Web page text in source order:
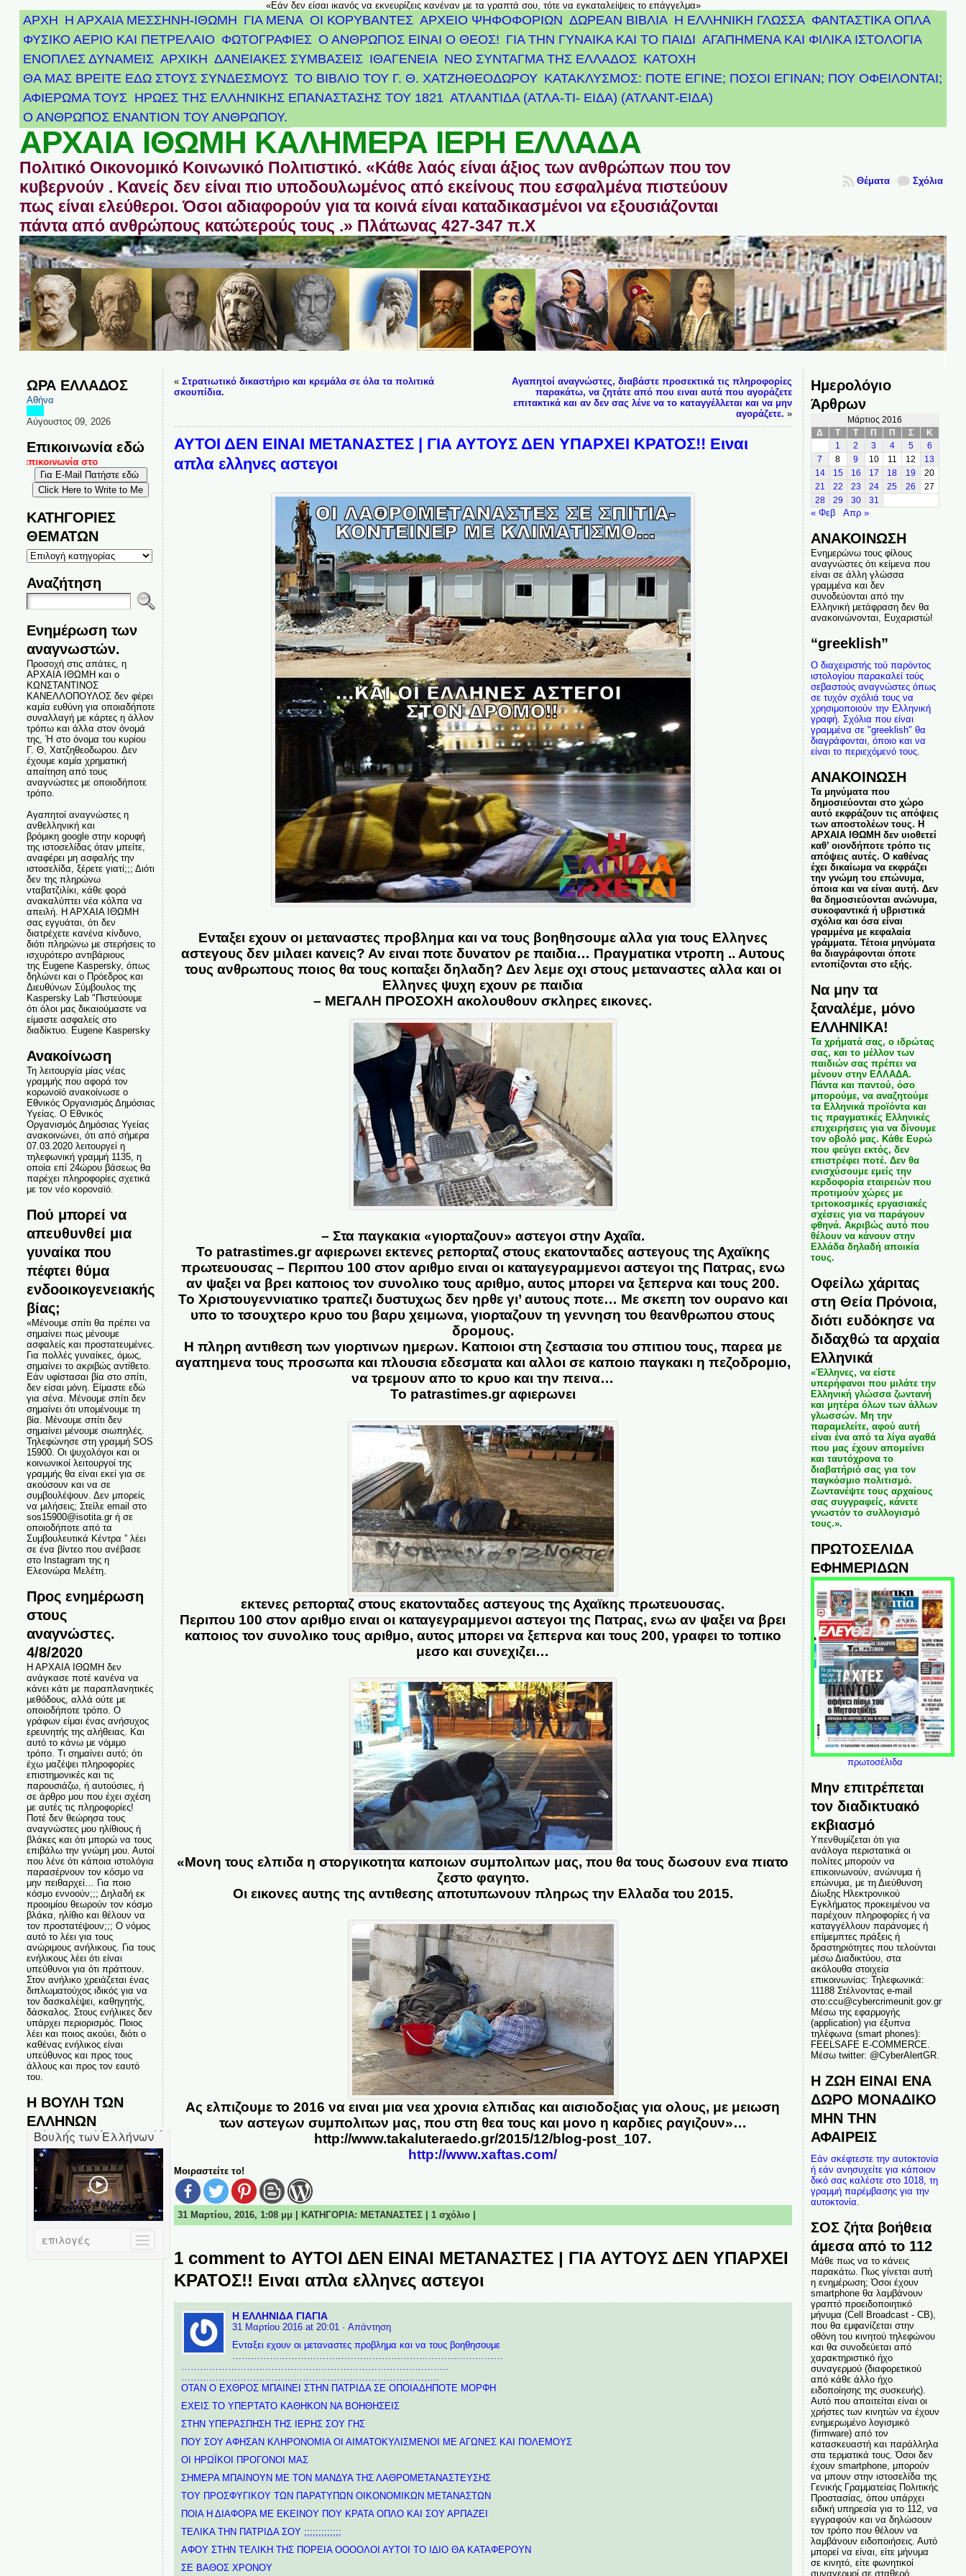
«Εάν δεν είσαι ικανός να εκνευρίζεις κανέναν με τα γραπτά σου, τότε να εγκαταλείψεις το επάγγελμα»
ΑΡΧΗ Η ΑΡΧΑΙΑ ΜΕΣΣΗΝΗ-ΙΘΩΜΗ ΓΙΑ ΜΕΝΑ ΟΙ ΚΟΡΥΒΑΝΤΕΣ ΑΡΧΕΊΟ ΨΗΦΟΦΟΡΙΏΝ ΔΩΡΕΑΝ ΒΙΒΛΙΑ Η ΕΛΛΗΝΙΚΗ ΓΛΩΣΣΑ ΦΑΝΤΑΣΤΙΚΑ ΟΠΛΑ
ΦΥΣΙΚΟ ΑΕΡΙΟ ΚΑΙ ΠΕΤΡΕΛΑΙΟ ΦΩΤΟΓΡΑΦΙΕΣ Ο ΑΝΘΡΩΠΟΣ ΕΙΝΑΙ Ο ΘΕΟΣ! ΓΙΑ ΤΗΝ ΓΥΝΑΙΚΑ ΚΑΙ ΤΟ ΠΑΙΔΙ ΑΓΑΠΗΜΕΝΑ ΚΑΙ ΦΙΛΙΚΑ ΙΣΤΟΛΟΓΙΑ
ΕΝΟΠΛΕΣ ΔΥΝΑΜΕΙΣ ΑΡΧΙΚΉ ΔΑΝΕΙΑΚΕΣ ΣΥΜΒΑΣΕΙΣ ΙΘΑΓΕΝΕΙΑ ΝΕΟ ΣΥΝΤΑΓΜΑ ΤΗΣ ΕΛΛΑΔΟΣ ΚΑΤΟΧΗ
ΘΑ ΜΑΣ ΒΡΕΙΤΕ ΕΔΩ ΣΤΟΥΣ ΣΥΝΔΕΣΜΟΥΣ ΤΟ ΒΙΒΛΙΟ ΤΟΥ Γ. Θ. ΧΑΤΖΗΘΕΟΔΩΡΟΥ ΚΑΤΑΚΛΥΣΜΟΣ: ΠΟΤΕ ΕΓΙΝΕ; ΠΟΣΟΙ ΕΓΙΝΑΝ; ΠΟΥ ΟΦΕΙΛΟΝΤΑΙ;
ΑΦΙΈΡΩΜΑ ΤΟΥΣ ΉΡΩΕΣ ΤΗΣ ΕΛΛΗΝΙΚΉΣ ΕΠΑΝΆΣΤΑΣΗΣ ΤΟΥ 1821 ΑΤΛΑΝΤΊΔΑ (ΑΤΛΑ-ΤΙ- ΕΙΔΑ) (ΑΤΛΑΝΤ-ΕΙΔΑ)
Ο ΑΝΘΡΩΠΟΣ ΕΝΑΝΤΙΟΝ ΤΟΥ ΑΝΘΡΩΠΟΥ.
ΑΡΧΑΙΑ ΙΘΩΜΗ ΚΑΛΗΜΕΡΑ ΙΕΡΗ ΕΛΛΑΔΑ
Πολιτικό Οικονομικό Κοινωνικό Πολιτιστικό. «Κάθε λαός είναι άξιος των ανθρώπων που τον
κυβερνούν . Κανείς δεν είναι πιο υποδουλωμένος από εκείνους που εσφαλμένα πιστεύουν
πως είναι ελεύθεροι. Όσοι αδιαφορούν για τα κοινά είναι καταδικασμένοι να εξουσιάζονται
πάντα από ανθρώπους κατώτερούς τους .» Πλάτωνας 427-347 π.Χ
Σχόλια
Θέματα
ΩΡΑ ΕΛΛΑΔΟΣ
Αθήνα
Αύγουστος 09, 2026
Επικοινωνία εδώ
στο
ΚΑΤΗΓΟΡΙΕΣ
ΘΕΜΑΤΩΝ
ΚΑΤΗΓΟΡΙΕΣ
ΘΕΜΑΤΩΝ
Αναζήτηση
Ενημέρωση των
αναγνωστών.
Προσοχή στις απάτες, η
ΑΡΧΑΙΑ ΙΘΩΜΗ και ο
ΚΩΝΣΤΑΝΤΙΝΟΣ
ΚΑΝΕΛΛΟΠΟΥΛΟΣ δεν φέρει
καμία ευθύνη για οποιαδήποτε
συναλλαγή με κάρτες η άλλον
τρόπω και άλλα στον όνομά
της, Ή στο όνομα του κυρίου
Γ. Θ, Χατζηθεοδωρου. Δεν
έχουμε καμία χρηματική
απαίτηση από τους
αναγνώστες με οποιοδήποτε
τρόπο.
Αγαπητοί αναγνώστες η
ανθελληνική και
βρόμικη google στην κορυφή
της ιστοσελίδας όταν μπείτε,
αναφέρει μη ασφαλής την
ιστοσελίδα, ξέρετε γιατί;;; Διότι
δεν της πληρώνω
νταβατζιλίκι, κάθε φορά
ανακαλύπτει νέα κόλπα να
απειλή. Η ΑΡΧΑΙΑ ΙΘΩΜΗ
σας εγγυάται, ότι δεν
διατρέχετε κανένα κίνδυνο,
διότι πληρώνω με στερήσεις το
ισχυρότερο αντιβάριους
της Eugene Kaspersky, όπως
δηλώνει και ο Πρόεδρος και
Διευθύνων Σύμβουλος της
Kaspersky Lab "Πιστεύουμε
ότι όλοι μας δικαιούμαστε να
είμαστε ασφαλείς στο
διαδίκτυο. Eugene Kaspersky
Ανακοίνωση
Τη λειτουργία μίας νέας
γραμμής που αφορά τον
κορωνοϊό ανακοίνωσε ο
Εθνικός Οργανισμός Δημόσιας
Υγείας. Ο Εθνικός
Οργανισμός Δημόσιας Υγείας
ανακοινώνει, ότι από σήμερα
07.03.2020 λειτουργεί η
τηλεφωνική γραμμή 1135, η
οποία επί 24ώρου βάσεως θα
παρέχει πληροφορίες σχετικά
με τον νέο κοροναϊό.
Πού μπορεί να
απευθυνθεί μια
γυναίκα που
πέφτει θύμα
ενδοοικογενειακής
βίας;
«Μένουμε σπίτι θα πρέπει να
σημαίνει πως μένουμε
ασφαλείς και προστατευμένες.
Για πολλές γυναίκες, όμως,
σημαίνει το ακριβώς αντίθετο.
Εάν υφίστασαι βία στο σπίτι,
δεν είσαι μόνη. Είμαστε εδώ
για σένα. Μένουμε σπίτι δεν
σημαίνει ότι υπομένουμε τη
βία. Μένουμε σπίτι δεν
σημαίνει μένουμε σιωπηλές.
Τηλεφώνησε στη γραμμή SOS
15900. Οι ψυχολόγοι και οι
κοινωνικοί λειτουργοί της
γραμμής θα είναι εκεί για σε
ακούσουν και να σε
συμβουλέψουν. Δεν μπορείς
να μιλήσεις; Στείλε email στο
sos15900@isotita.gr ή σε
οποιοδήποτε από τα
Συμβουλευτικά Κέντρα ” λέει
σε ένα βίντεο που ανέβασε
στο Instagram της η
Ελεονώρα Μελέτη.
Προς ενημέρωση
στους
αναγνώστες.
4/8/2020
Η ΑΡΧΑΙΑ ΙΘΩΜΗ δεν
ανάγκασε ποτέ κανένα να
κάνει κάτι με παραπλανητικές
μεθόδους, αλλά ούτε με
οποιοδήποτε τρόπο. Ο
γράφων είμαι ένας ανήσυχος
ερευνητής της αλήθειας. Και
αυτό το κάνω με νόμιμο
τρόπο. Τι σημαίνει αυτό; ότι
έχω μαζέψει πληροφορίες
επιστημονικές και τις
παρουσιάζω, ή αυτούσιες, ή
σε άρθρο μου που έχει σχέση
με αυτές τις πληροφορίες!
Ποτέ δεν θεώρησα τους
αναγνώστες μου ηλίθιους ή
βλάκες και ότι μπορώ να τους
επιβάλω την γνώμη μου. Αυτοί
που λένε ότι κάποια ιστολόγια
παρασέρνουν τον κόσμο να
μην πειθαρχεί… Για ποιο
κόσμο εννοούν;;; Δηλαδή εκ
προοιμίου θεωρούν τον κόσμο
βλάκα, ηλίθιο και θέλουν να
τον προστατέψουν;;; Ο νόμος
αυτό το λέει για τους
ανώριμους ανήλικους. Για τους
ενήλικους λέει ότι είναι
υπεύθυνοι για ότι πράττουν.
Στον ανήλικο χρειάζεται ένας
διπλωματούχος ιδικός για να
τον δασκαλέψει, καθηγητής,
δάσκαλος. Στους ενήλικες δεν
υπάρχει περιορισμός. Ποιος
λέει και ποιος ακούει, διότι ο
καθένας ενήλικος είναι
υπεύθυνος και προς τους
άλλους και προς τον εαυτό
του.
Η ΒΟΥΛΗ ΤΩΝ
ΕΛΛΗΝΩΝ
« Στρατιωτικό δικαστήριο και κρεμάλα σε όλα τα πολιτικά
σκουπίδια.
Αγαπητοί αναγνώστες, διαβάστε προσεκτικά τις πληροφορίες
παρακάτω, να ζητάτε από που ειναι αυτά που αγοράζετε
επιτακτικά και αν δεν σας λένε να το καταγγέλλεται και να μην
αγοράζετε. »
ΑΥΤΟΙ ΔΕΝ ΕΙΝΑΙ ΜΕΤΑΝΑΣΤΕΣ | ΓΙΑ ΑΥΤΟΥΣ ΔΕΝ ΥΠΑΡΧΕΙ ΚΡΑΤΟΣ!! Ειναι
απλα ελληνες αστεγοι
Ενταξει εχουν οι μεταναστες προβλημα και να τους βοηθησουμε αλλα για τους Ελληνες
αστεγους δεν μιλαει κανεις? Αν ειναι ποτε δυνατον ρε παιδια… Πραγματικα ντροπη .. Αυτους
τους ανθρωπους ποιος θα τους κοιταξει δηλαδη? Δεν λεμε οχι στους μεταναστες αλλα και οι
Ελληνες ψυχη εχουν ρε παιδια
– ΜΕΓΑΛΗ ΠΡΟΣΟΧΗ ακολουθουν σκληρες εικονες.
– Στα παγκακια «γιορταζουν» αστεγοι στην Αχαΐα.
Το patrastimes.gr αφιερωνει εκτενες ρεπορταζ στους εκατονταδες αστεγους της Αχαϊκης
πρωτευουσας – Περιπου 100 στον αριθμο ειναι οι καταγεγραμμενοι αστεγοι της Πατρας, ενω
αν ψαξει να βρει καποιος τον συνολικο τους αριθμο, αυτος μπορει να ξεπερνα και τους 200.
Το Χριστουγεννιατικο τραπεζι δυστυχως δεν ηρθε γι’ αυτους ποτε… Με σκεπη τον ουρανο και
υπο το τσουχτερο κρυο του βαρυ χειμωνα, γιορταζουν τη γεννηση του θεανθρωπου στους
δρομους.
Η πληρη αντιθεση των γιορτινων ημερων. Καποιοι στη ζεστασια του σπιτιου τους, παρεα με
αγαπημενα τους προσωπα και πλουσια εδεσματα και αλλοι σε καποιο παγκακι η πεζοδρομιο,
να τρεμουν απο το κρυο και την πεινα…
Το patrastimes.gr αφιερωνει
εκτενες ρεπορταζ στους εκατονταδες αστεγους της Αχαϊκης πρωτευουσας.
Περιπου 100 στον αριθμο ειναι οι καταγεγραμμενοι αστεγοι της Πατρας, ενω αν ψαξει να βρει
καποιος τον συνολικο τους αριθμο, αυτος μπορει να ξεπερνα και τους 200, γραφει το τοπικο
μεσο και συνεχιζει…
«Μονη τους ελπιδα η στοργικοτητα καποιων συμπολιτων μας, που θα τους δωσουν ενα πιατο
ζεστο φαγητο.
Οι εικονες αυτης της αντιθεσης αποτυπωνουν πληρως την Ελλαδα του 2015.
Ας ελπιζουμε το 2016 να ειναι μια νεα χρονια ελπιδας και αισιοδοξιας για ολους, με μειωση
των αστεγων συμπολιτων μας, που στη θεα τους και μονο η καρδιες ραγιζουν»…
http://www.takaluteraedo.gr/2015/12/blog-post_107.
http://www.xaftas.com/
Μοιραστείτε το!
31 Μαρτίου, 2016, 1:08 μμ | ΚΑΤΗΓΟΡΙΑ: ΜΕΤΑΝΑΣΤΕΣ| 1 σχόλιο|
1 comment to ΑΥΤΟΙ ΔΕΝ ΕΙΝΑΙ ΜΕΤΑΝΑΣΤΕΣ | ΓΙΑ ΑΥΤΟΥΣ ΔΕΝ ΥΠΑΡΧΕΙ
ΚΡΑΤΟΣ!! Ειναι απλα ελληνες αστεγοι
Η ΕΛΛΗΝΙΔΑ ΓΙΑΓΙΑ
31 Μαρτίου 2016 at 20:01 · Απάντηση
Ενταξει εχουν οι μεταναστες προβλημα και να τους βοηθησουμε
ΟΤΑΝ Ο ΕΧΘΡΟΣ ΜΠΑΙΝΕΙ ΣΤΗΝ ΠΑΤΡΙΔΑ ΣΕ ΟΠΟΙΑΔΗΠΟΤΕ ΜΟΡΦΗ
ΕΧΕΙΣ ΤΟ ΥΠΕΡΤΑΤΟ ΚΑΘΗΚΟΝ ΝΑ ΒΟΗΘΗΣΕΙΣ
ΣΤΗΝ ΥΠΕΡΑΣΠΗΣΗ ΤΗΣ ΙΕΡΗΣ ΣΟΥ ΓΗΣ
ΠΟΥ ΣΟΥ ΑΦΗΣΑΝ ΚΛΗΡΟΝΟΜΙΑ ΟΙ ΑΙΜΑΤΟΚΥΛΙΣΜΕΝΟΙ ΜΕ ΑΓΩΝΕΣ ΚΑΙ ΠΟΛΕΜΟΥΣ
OI ΗΡΩΪΚΟΙ ΠΡΟΓΟΝΟΙ ΜΑΣ
ΣΗΜΕΡΑ ΜΠΑΙΝΟΥΝ ΜΕ ΤΟΝ ΜΑΝΔΥΑ ΤΗΣ ΛΑΘΡΟΜΕΤΑΝΑΣΤΕΥΣΗΣ
ΤΟΥ ΠΡΟΣΦΥΓΙΚΟΥ ΤΩΝ ΠΑΡΑΤΥΠΩΝ ΟΙΚΟΝΟΜΙΚΩΝ ΜΕΤΑΝΑΣΤΩΝ
ΠΟΙΑ Η ΔΙΑΦΟΡΑ ΜΕ ΕΚΕΙΝΟΥ ΠΟΥ ΚΡΑΤΑ ΟΠΛΟ ΚΑΙ ΣΟΥ ΑΡΠΑΖΕΙ
ΤΕΛΙΚΑ ΤΗΝ ΠΑΤΡΙΔΑ ΣΟΥ ;;;;;;;;;;;;;
ΑΦΟΥ ΣΤΗΝ ΤΕΛΙΚΗ ΤΗΣ ΠΟΡΕΙΑ ΟΟΟΟΛΟΙ ΑΥΤΟΙ ΤΟ ΙΔΙΟ ΘΑ ΚΑΤΑΦΕΡΟΥΝ
ΣΕ ΒΑΘΟΣ ΧΡΟΝΟΥ
Ημερολόγιο
Άρθρων
Μάρτιος 2016
Δ
Τ Τ Π Π Σ
Κ
1
2 3 4 5
6
7
8 9 10 11 12
13
14
15 16 17 18 19
20
21
22 23 24 25 26
27
28
29 30 31
« Φεβ Απρ »
ΑΝΑΚΟΙΝΩΣΗ
Ενημερώνω τους φίλους
αναγνώστες ότι κείμενα που
είναι σε άλλη γλώσσα
γραμμένα και δεν
συνοδεύονται από την
Ελληνική μετάφραση δεν θα
ανακοινώνονται, Ευχαριστώ!
“greeklish”
Ο διαχειριστής τού παρόντος
ιστολογίου παρακαλεί τούς
σεβαστούς αναγνώστες όπως
σε τυχόν σχόλιά τους να
χρησιμοποιούν την Ελληνική
γραφή. Σχόλια που είναι
γραμμένα σε "greeklish" θα
διαγράφονται, όποιο και να
είναι το περιεχόμενό τους.
ΑΝΑΚΟΙΝΩΣΗ
Τα μηνύματα που
δημοσιεύονται στο χώρο
αυτό εκφράζουν τις απόψεις
των αποστολέων τους. Η
ΑΡΧΑΙΑ ΙΘΩΜΗ δεν υιοθετεί
καθ’ οιονδήποτε τρόπο τις
απόψεις αυτές. Ο καθένας
έχει δικαίωμα να εκφράζει
την γνώμη του επώνυμα,
όποια και να είναι αυτή. Δεν
θα δημοσιεύονται ανώνυμα,
συκοφαντικά ή υβριστικά
σχόλια και όσα είναι
γραμμένα με κεφαλαία
γράμματα. Τέτοια μηνύματα
θα διαγράφονται όποτε
εντοπίζονται στο εξής.
Να μην τα
ξαναλέμε, μόνο
ΕΛΛΗΝΙΚΑ!
Τα χρήματά σας, ο ιδρώτας
σας, και το μέλλον των
παιδιών σας πρέπει να
μένουν στην ΕΛΛΑΔΑ.
Πάντα και παντού, όσο
μπορούμε, να αναζητούμε
τα Ελληνικά προϊόντα και
τις πραγματικές Ελληνικές
επιχειρήσεις για να δίνουμε
τον οβολό μας. Κάθε Ευρώ
που φεύγει εκτός, δεν
επιστρέφει ποτέ. Δεν θα
ενισχύσουμε εμείς την
κερδοφορία εταιρειών που
προτιμούν χώρες με
τριτοκοσμικές εργασιακές
σχέσεις για να παράγουν
φθηνά. Ακριβώς αυτό που
θέλουν να κάνουν στην
Ελλάδα δηλαδή αποικία
τους.
Οφείλω χάριτας
στη Θεία Πρόνοια,
διότι ευδόκησε να
διδαχθώ τα αρχαία
Ελληνικά
«Έλληνες, να είστε
υπερήφανοι που μιλάτε την
Ελληνική γλώσσα ζωντανή
και μητέρα όλων των άλλων
γλωσσών. Μη την
παραμελείτε, αφού αυτή
είναι ένα από τα λίγα αγαθά
που μας έχουν απομείνει
και ταυτόχρονα το
διαβατήριό σας για τον
παγκόσμιο πολιτισμό.
Ζωντανέψτε τους αρχαίους
σας συγγραφείς, κάνετε
γνωστόν το συλλογισμό
τους.».
ΠΡΩΤΟΣΕΛΙΔΑ
ΕΦΗΜΕΡΙΔΩΝ
πρωτοσέλιδα
Μην επιτρέπεται
τον διαδικτυακό
εκβιασμό
Υπενθυμίζεται ότι για
ανάλογα περιστατικά οι
πολίτες μπορούν να
επικοινωνούν, ανώνυμα ή
επώνυμα, με τη Διεύθυνση
Δίωξης Ηλεκτρονικού
Εγκλήματος προκειμένου να
παρέχουν πληροφορίες ή να
καταγγέλλουν παράνομες ή
επίμεμπτες πράξεις ή
δραστηριότητες που τελούνται
μέσω Διαδικτύου, στα
ακόλουθα στοιχεία
επικοινωνίας: Τηλεφωνικά:
11188 Στέλνοντας e-mail
στο:ccu@cybercrimeunit.gov.gr
Μέσω της εφαρμογής
(application) για έξυπνα
τηλέφωνα (smart phones):
FEELSAFE E-COMMERCE.
Μέσω twitter: @CyberAlertGR.
Η ΖΩΗ ΕΙΝΑΙ ΕΝΑ
ΔΩΡΟ ΜΟΝΑΔΙΚΟ
ΜΗΝ ΤΗΝ
ΑΦΑΙΡΕΙΣ
Εάν σκέφτεστε την αυτοκτονία
ή εάν ανησυχείτε για κάποιον
δικό σας καλέστε στο 1018, τη
γραμμή παρέμβασης για την
αυτοκτονία.
ΣΟΣ ζήτα βοήθεια
άμεσα από το 112
Μάθε πως να το κάνεις
παρακάτω. Πως γίνεται αυτή
η ενημέρωση; Όσοι έχουν
smartphone θα λαμβάνουν
γραπτό προειδοποιητικό
μήνυμα (Cell Broadcast - CB),
που θα εμφανίζεται στην
οθόνη του κινητού τηλεφώνου
και θα συνοδεύεται από
χαρακτηριστικό ήχο
συναγερμού (διαφορετικού
από κάθε άλλο ήχο
ειδοποίησης της συσκευής).
Αυτό που απαιτείται είναι οι
χρήστες των κινητών να έχουν
ενημερωμένο λογισμικό
(firmware) από τον
κατασκευαστή και παράλληλα
στα τερματικά τους. Όσοι δεν
έχουν smartphone, μπορούν
να μπουν στην ιστοσελίδα της
Γενικής Γραμματείας Πολιτικής
Προστασίας, όπου υπάρχει
ειδική υπηρεσία για το 112, να
εγγραφούν και να δηλώσουν
τον τρόπο που θέλουν να
λαμβάνουν ειδοποιήσεις. Αυτό
μπορεί να είναι, είτε μήνυμα
σε κινητό, είτε φωνητικοί
συναγερμοί σε σταθερό